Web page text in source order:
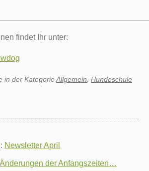
findet Ihr unter:
in der KategorieAllgemein Hundeschule
Newsletter April
Änderungen der Anfangszeiten…